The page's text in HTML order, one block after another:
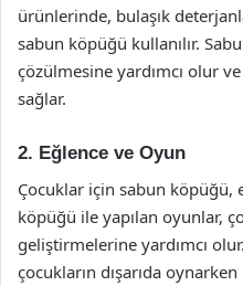
ürünlerinde, bulaşık
sabun köpüğü kullanılır.
çözülmesine yardımcı olur
sağlar.
2. Eğlence ve Oyun
Çocuklar için sabun köpüğü,
köpüğü ile yapılan oyunlar,
geliştirmelerine yardımcı
çocukların dışarıda